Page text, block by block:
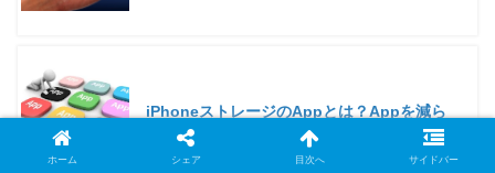
iPhoneストレージのAppとは？Appを減ら
す3つの方法
ホーム シェア 目次へ サイドバー